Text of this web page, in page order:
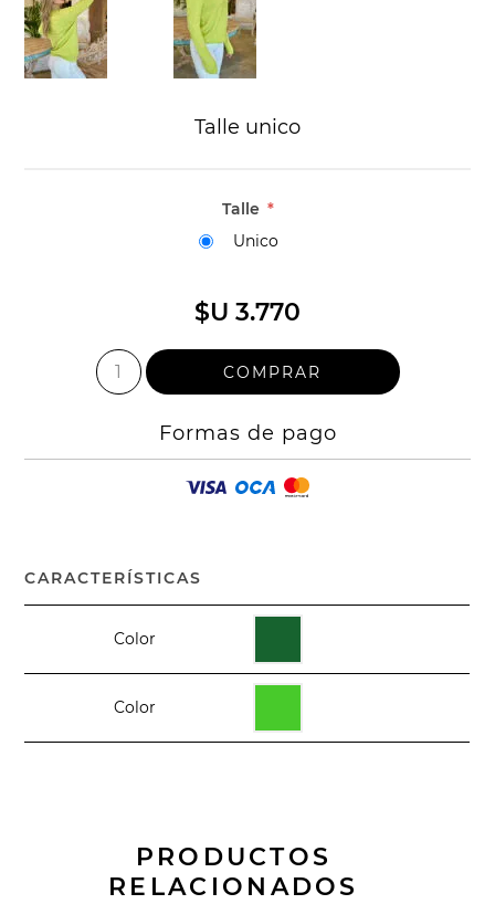
Talle unico
Talle *
Unico
$U 3.770
Formas de pago
CARACTERÍSTICAS
Color
Color
PRODUCTOS
RELACIONADOS